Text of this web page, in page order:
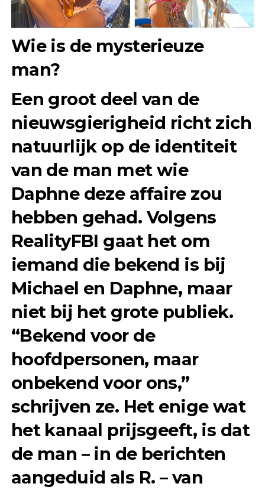
Wie is de mysterieuze
man?
Een groot deel van de
nieuwsgierigheid richt zich
natuurlijk op de identiteit
van de man met wie
Daphne deze affaire zou
hebben gehad. Volgens
RealityFBI gaat het om
iemand die bekend is bij
Michael en Daphne, maar
niet bij het grote publiek.
“Bekend voor de
hoofdpersonen, maar
onbekend voor ons,”
schrijven ze. Het enige wat
het kanaal prijsgeeft, is dat
de man – in de berichten
aangeduid als R. – van